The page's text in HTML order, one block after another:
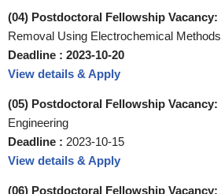
(04) Postdoctoral Fellowship Vacancy:
Removal Using Electrochemical Methods
Deadline : 2023-10-20
View details & Apply
(05) Postdoctoral Fellowship Vacancy:
Engineering
Deadline : 2023-10-15
View details & Apply
(06) Postdoctoral Fellowship Vacancy: